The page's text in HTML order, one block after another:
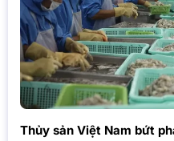
Thủy sản Việt Nam bứt